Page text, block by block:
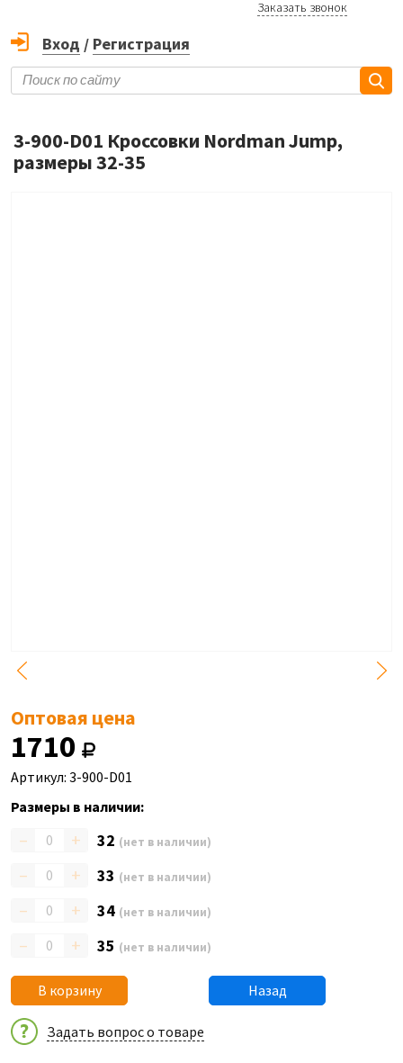
Заказать звонок
Вход / Регистрация
3-900-D01 Кроссовки Nordman Jump,
размеры 32-35
Оптовая цена
1710
Артикул: 3-900-D01
Размеры в наличии:
– + 32 (нет в наличии)
– + 33 (нет в наличии)
– + 34 (нет в наличии)
– + 35 (нет в наличии)
В корзину Назад
Задать вопрос о товаре